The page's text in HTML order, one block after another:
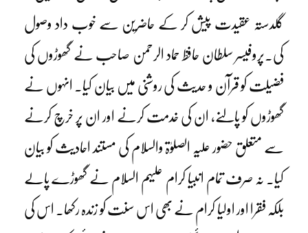
گلدستہ عقیدت پیش کر کے حاضرین سے خوب داد وصول
کی۔پروفیسر سلطان حافظ حماد الرحمن صاحب نے گھوڑوں کی
فضیلت کو قرآن و حدیث کی روشنی میں بیان کیا۔ انہوں نے
گھوڑوں کو پالنے، ان کی خدمت کرنے اور ان پر خرچ کرنے
سے متعلق حضور علیہ الصلوٰۃ والسلام کی مستند احادیث کو بیان
کیا۔ نہ صرف تمام انبیا کرام علیہم السلام نے گھوڑے پالے
بلکہ فقرا اور اولیا کرام نے بھی اس سنت کو زندہ رکھا۔ اس کی